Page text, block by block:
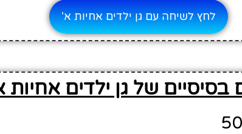
לחץ לשיחה עם גן ילדים אחיות א'
בסיסיים של גן ילדים אחיות